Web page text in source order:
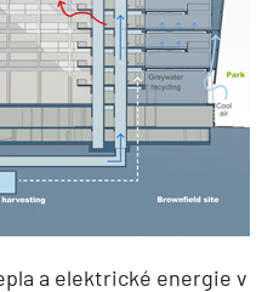
a elektrické energie v